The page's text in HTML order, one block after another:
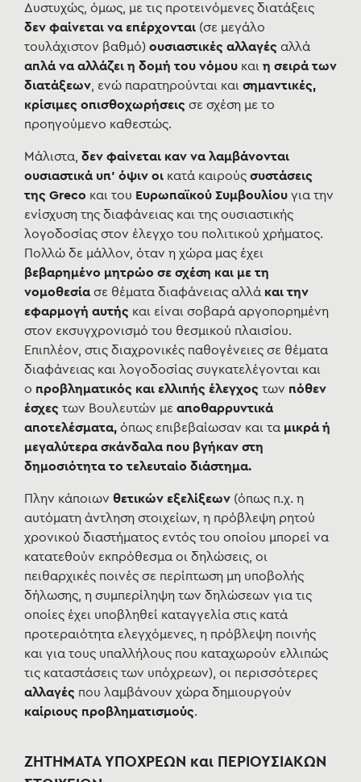
Δυστυχώς, όμως, με τις προτεινόμενες διατάξεις
δεν φαίνεται να επέρχονται (σε μεγάλο
τουλάχιστον βαθμό) ουσιαστικές αλλαγές αλλά
απλά να αλλάζει η δομή του νόμου και η σειρά των
διατάξεων , ενώ παρατηρούνται και σημαντικές,
κρίσιμες οπισθοχωρήσεις σε σχέση με το
προηγούμενο καθεστώς.
Μάλιστα, δεν φαίνεται καν να λαμβάνονται
ουσιαστικά υπ’ όψιν οι κατά καιρούς συστάσεις
της Greco και του Ευρωπαϊκού Συμβουλίου για την
ενίσχυση της διαφάνειας και της ουσιαστικής
λογοδοσίας στον έλεγχο του πολιτικού χρήματος.
Πολλώ δε μάλλον, όταν η χώρα μας έχει
βεβαρημένο μητρώο σε σχέση και με τη
νομοθεσία σε θέματα διαφάνειας αλλά και την
εφαρμογή αυτής και είναι σοβαρά αργοπορημένη
στον εκσυγχρονισμό του θεσμικού πλαισίου.
Επιπλέον, στις διαχρονικές παθογένειες σε θέματα
διαφάνειας και λογοδοσίας συγκατελέγονται και
ο προβληματικός και ελλιπής έλεγχος των πόθεν
έσχες των Βουλευτών με αποθαρρυντικά
αποτελέσματα, όπως επιβεβαίωσαν και τα μικρά ή
μεγαλύτερα σκάνδαλα που βγήκαν στη
δημοσιότητα το τελευταίο διάστημα.
Πλην κάποιων θετικών εξελίξεων (όπως π.χ. η
αυτόματη άντληση στοιχείων, η πρόβλεψη ρητού
χρονικού διαστήματος εντός του οποίου μπορεί να
κατατεθούν εκπρόθεσμα οι δηλώσεις, οι
πειθαρχικές ποινές σε περίπτωση μη υποβολής
δήλωσης, η συμπερίληψη των δηλώσεων για τις
οποίες έχει υποβληθεί καταγγελία στις κατά
προτεραιότητα ελεγχόμενες, η πρόβλεψη ποινής
και για τους υπαλλήλους που καταχωρούν ελλιπώς
τις καταστάσεις των υπόχρεων), οι περισσότερες
αλλαγές που λαμβάνουν χώρα δημιουργούν
καίριους προβληματισμούς.
ΖΗΤΗΜΑΤΑ ΥΠΟΧΡΕΩΝ και ΠΕΡΙΟΥΣΙΑΚΩΝ